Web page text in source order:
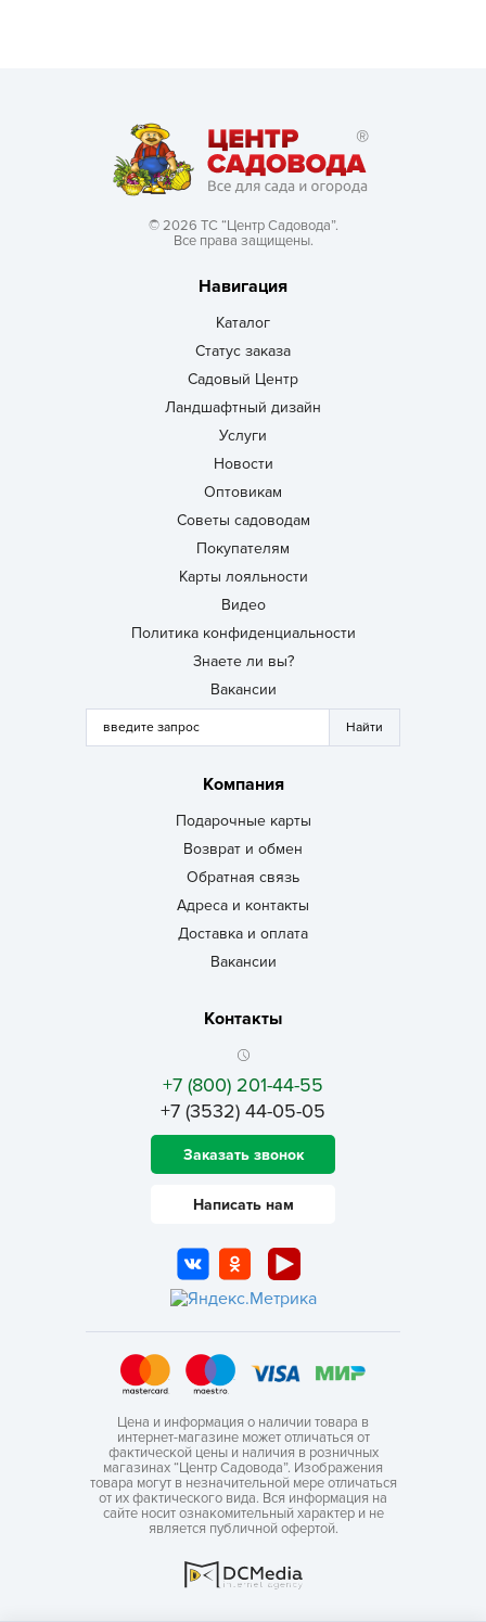
© 2026 ТС “Центр Садовода”.
Все права защищены.
Навигация
Каталог
Статус заказа
Садовый Центр
Ландшафтный дизайн
Услуги
Новости
Оптовикам
Советы садоводам
Покупателям
Карты лояльности
Видео
Политика конфиденциальности
Знаете ли вы?
Вакансии
Компания
Подарочные карты
Возврат и обмен
Обратная связь
Адреса и контакты
Доставка и оплата
Вакансии
Контакты
+7 (800) 201-44-55
+7 (3532) 44-05-05
Заказать звонок
Написать нам
Цена и информация о наличии товара в
интернет-магазине может отличаться от
фактической цены и наличия в розничных
магазинах “Центр Садовода”. Изображения
товара могут в незначительной мере отличаться
от их фактического вида. Вся информация на
сайте носит ознакомительный характер и не
является публичной офертой.